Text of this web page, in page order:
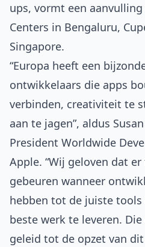
ups, vormt een
Centers in Bengaluru,
Singapore.
“Europa heeft een
ontwikkelaars die apps
verbinden, creativiteit te
aan te jagen”, aldus
President Worldwide
Apple. “Wij geloven dat
gebeuren wanneer
hebben tot de juiste
beste werk te leveren.
geleid tot de opzet van